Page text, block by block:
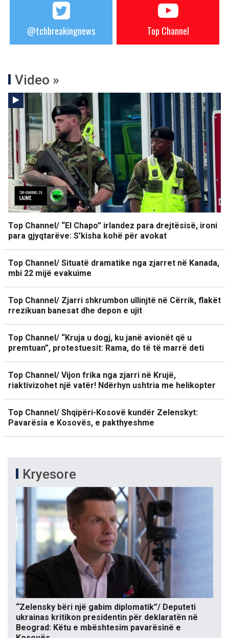
@tchbreakingnews Top Channel
Video »
Top Channel/ “El Chapo” irlandez para drejtësisë, ironi
para gjyqtarëve: S’kisha kohë për avokat
Top Channel/ Situatë dramatike nga zjarret në Kanada,
mbi 22 mijë evakuime
Top Channel/ Zjarri shkrumbon ullinjtë në Cërrik, flakët
rrezikuan banesat dhe depon e ujit
Top Channel/ “Kruja u dogj, ku janë avionët që u
premtuan”, protestuesit: Rama, do të të marrë deti
Top Channel/ Vijon frika nga zjarri në Krujë,
riaktivizohet një vatër! Ndërhyn ushtria me helikopter
Top Channel/ Shqipëri-Kosovë kundër Zelenskyt:
Pavarësia e Kosovës, e pakthyeshme
Kryesore
“Zelensky bëri një gabim diplomatik”/ Deputeti
ukrainas kritikon presidentin për deklaratën në
Beograd: Këtu e mbështesim pavarësinë e